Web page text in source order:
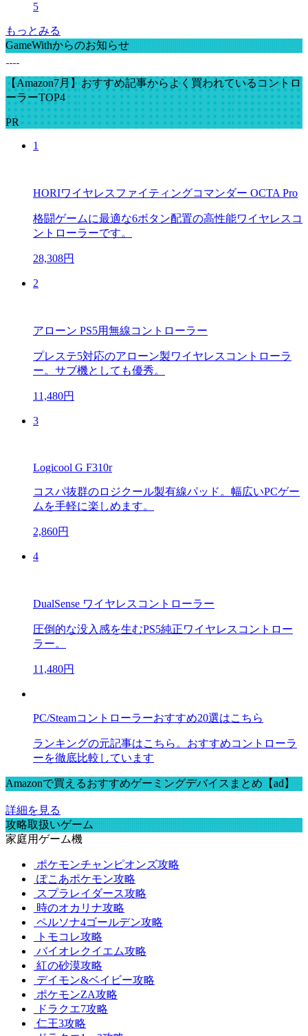
5
もっとみる
GameWithからのお知らせ
【Amazon7月】おすすめ記事からよく買われているコントロ
ーラーTOP4
PR
1
HORIワイヤレスファイティングコマンダー OCTA Pro
格闘ゲームに最適な6ボタン配置の高性能ワイヤレスコ
ントローラーです。
28,308円
2
アローン PS5用無線コントローラー
プレステ5対応のアローン製ワイヤレスコントローラ
ー。サブ機としても優秀。
11,480円
3
Logicool G F310r
コスパ抜群のロジクール製有線パッド。幅広いPCゲー
ムを手軽に楽しめます。
2,860円
4
DualSense ワイヤレスコントローラー
圧倒的な没入感を生むPS5純正ワイヤレスコントロー
ラー。
11,480円
PC/Steamコントローラーおすすめ20選はこちら
ランキングの元記事はこちら。おすすめコントローラ
ーを徹底比較しています
Amazonで買えるおすすめゲーミングデバイスまとめ【ad】
詳細を見る
攻略取扱いゲーム
家庭用ゲーム機
ポケモンチャンピオンズ攻略
ぽこあポケモン攻略
スプラレイダース攻略
時のオカリナ攻略
ペルソナ4ゴールデン攻略
トモコレ攻略
バイオレクイエム攻略
紅の砂漠攻略
デイモン&ベイビー攻略
ポケモンZA攻略
ドラクエ7攻略
仁王3攻略